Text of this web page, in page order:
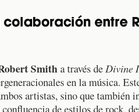
entre
Smith a través deDivine
en la música.
artistas, sino que también
de estilos de rock,